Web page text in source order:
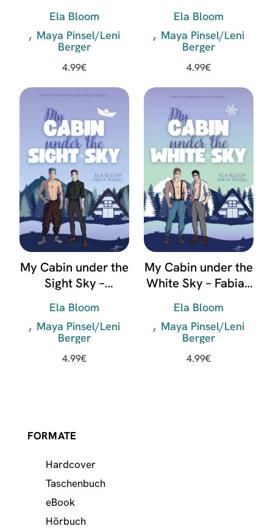
Ela Bloom
Maya Pinsel/Leni
Berger
4.99€
Ela Bloom
Maya Pinsel/Leni
Berger
4.99€
My Cabin under the
Sight Sky –
Ela Bloom
Maya Pinsel/Leni
Berger
4.99€
My Cabin under the
White Sky – Fabian
Ela Bloom
Maya Pinsel/Leni
Berger
4.99€
FORMATE
Hardcover
Taschenbuch
eBook
Hörbuch